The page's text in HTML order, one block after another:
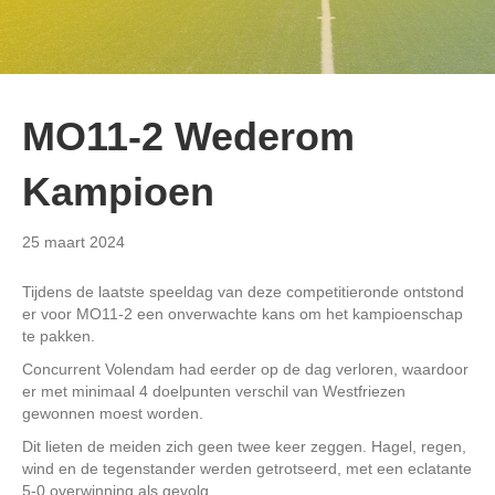
MO11-2 Wederom
Kampioen
25 maart 2024
Tijdens de laatste speeldag van deze competitieronde ontstond
er voor MO11-2 een onverwachte kans om het kampioenschap
te pakken.
Concurrent Volendam had eerder op de dag verloren, waardoor
er met minimaal 4 doelpunten verschil van Westfriezen
gewonnen moest worden.
Dit lieten de meiden zich geen twee keer zeggen. Hagel, regen,
wind en de tegenstander werden getrotseerd, met een eclatante
5-0 overwinning als gevolg.